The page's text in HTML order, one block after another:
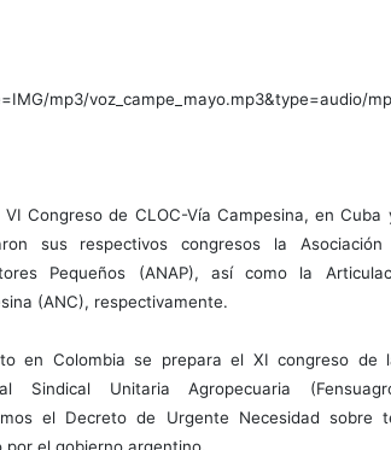
mp3/voz_campe_mayo.mp3&type=audio/
VI Congreso de CLOC-Vía Campesina, en Cuba
sus respectivos congresos la
Pequeños (ANAP), así como la
(ANC), respectivamente.
en Colombia se prepara el XI congreso de
Sindical Unitaria Agropecuaria
el Decreto de Urgente Necesidad sobre
por el gobierno argentino.